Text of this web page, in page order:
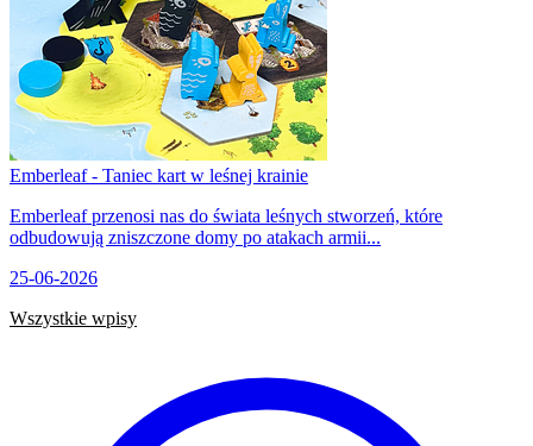
Emberleaf - Taniec kart w leśnej krainie
Emberleaf przenosi nas do świata leśnych stworzeń, które
odbudowują zniszczone domy po atakach armii...
25-06-2026
Wszystkie wpisy